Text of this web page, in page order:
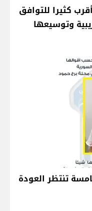
كثيرا للتوافق
وتوسيعها
تنتظر العودة